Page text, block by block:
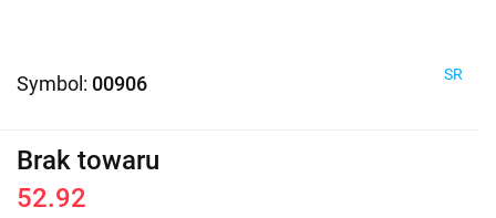
Symbol: 00906 SR
Brak towaru
52.92